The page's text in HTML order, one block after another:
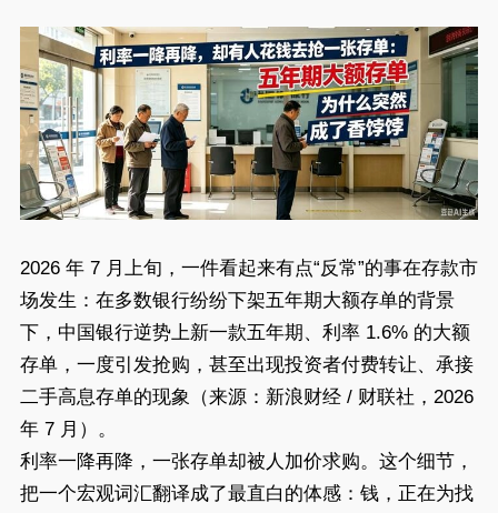
2026 年 7 月上旬，一件看起来有点“反常”的事在存款市
场发生：在多数银行纷纷下架五年期大额存单的背景
下，中国银行逆势上新一款五年期、利率 1.6% 的大额
存单，一度引发抢购，甚至出现投资者付费转让、承接
二手高息存单的现象（来源：新浪财经 / 财联社，2026
年 7 月）。
利率一降再降，一张存单却被人加价求购。这个细节，
把一个宏观词汇翻译成了最直白的体感：钱，正在为找